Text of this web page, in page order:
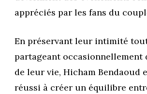
appréciés par les fans du
En préservant leur intimité
partageant occasionnellement
de leur vie, Hicham Bendaoud
réussi à créer un équilibre